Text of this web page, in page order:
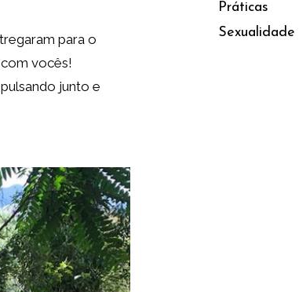
para o
vocês!
junto e
Práticas
Sexualidade